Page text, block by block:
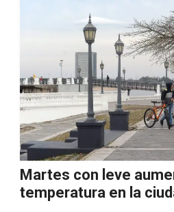
Martes con leve
temperatura en la